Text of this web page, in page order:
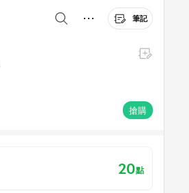
筆記
搶購
20點